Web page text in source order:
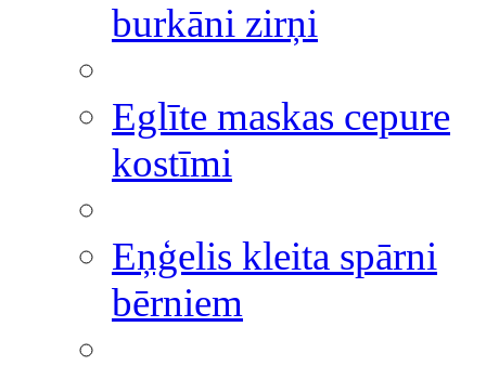
burkāni zirņi
Eglīte maskas cepure
kostīmi
Eņģelis kleita spārni
bērniem